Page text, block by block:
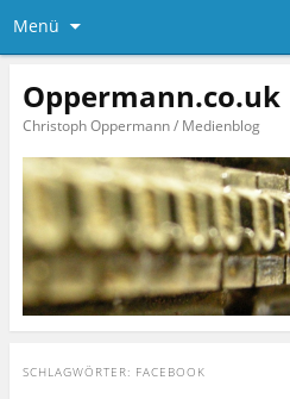
Menü
Oppermann.co.uk
Christoph Oppermann / Medienblog
SCHLAGWÖRTER: FACEBOOK